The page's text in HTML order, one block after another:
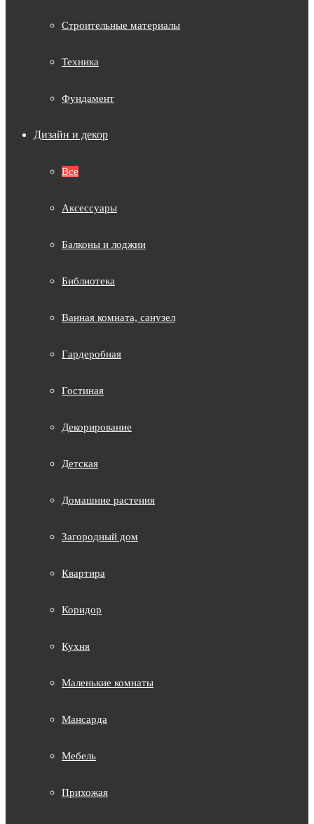
Строительные материалы
Техника
Фундамент
Дизайн и декор
Все
Аксессуары
Балконы и лоджии
Библиотека
Ванная комната, санузел
Гардеробная
Гостиная
Декорирование
Детская
Домашние растения
Загородный дом
Квартира
Коридор
Кухня
Маленькие комнаты
Мансарда
Мебель
Прихожая